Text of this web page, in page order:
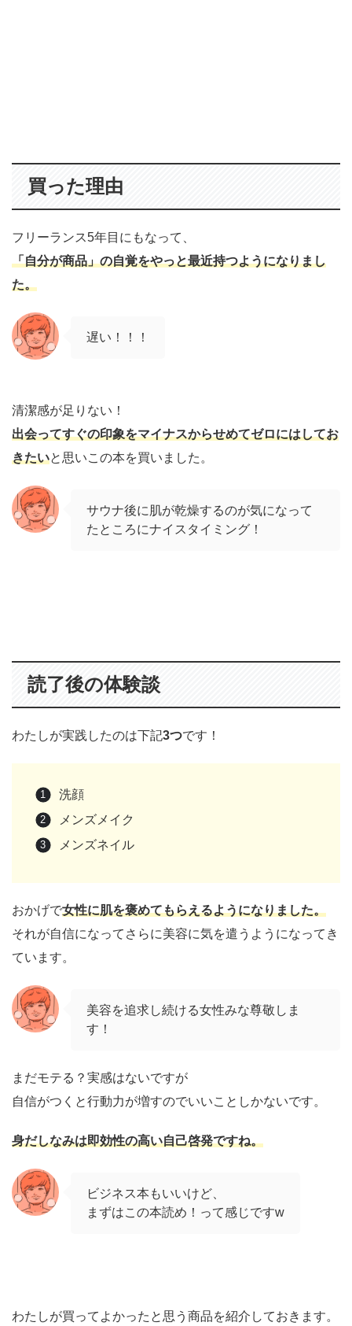
買った理由
フリーランス5年目にもなって、
「自分が商品」の自覚をやっと最近持つようになりまし
た。
遅い！！！
清潔感が足りない！
出会ってすぐの印象をマイナスからせめてゼロにはしてお
きたいと思いこの本を買いました。
サウナ後に肌が乾燥するのが気になって
たところにナイスタイミング！
読了後の体験談
わたしが実践したのは下記3つです！
洗顔
メンズメイク
メンズネイル
おかげで女性に肌を褒めてもらえるようになりました。
それが自信になってさらに美容に気を遣うようになってき
ています。
美容を追求し続ける女性みな尊敬しま
す！
まだモテる？実感はないですが
自信がつくと行動力が増すのでいいことしかないです。
身だしなみは即効性の高い自己啓発ですね。
ビジネス本もいいけど、
まずはこの本読め！って感じですw
わたしが買ってよかったと思う商品を紹介しておきます。